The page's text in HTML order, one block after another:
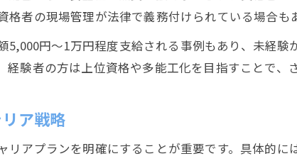
者の現場管理が法律で義務付けられている場合も
円～1万円程度支給される事例もあり、未経
験者の方は上位資格や多能工化を目指すことで、
ア戦略
アプランを明確にすることが重要です。具体的